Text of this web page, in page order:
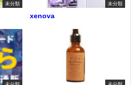
未分類 未分類
xenova